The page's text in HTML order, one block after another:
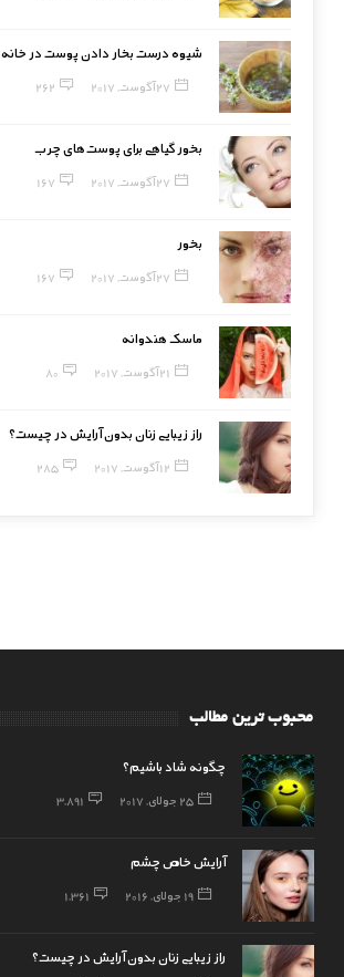
شیوه درست بخار دادن پوست در خانه
27 آگوست, 2017 262
بخور گیاهی برای پوست‌های چرب
27 آگوست, 2017 167
بخور
27 آگوست, 2017 167
ماسک هندوانه
21 آگوست, 2017 80
راز زیبایی زنان بدون آرایش در چیست؟
12 آگوست, 2017 285
محبوب ترین مطالب
چگونه شاد باشیم؟
25 جولای, 2017 3,891
آرایش خاص چشم
19 جولای, 2016 1,361
راز زیبایی زنان بدون آرایش در چیست؟